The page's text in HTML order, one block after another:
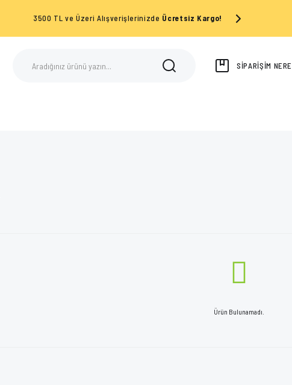
3500 TL ve Üzeri Alışverişlerinizde Ücretsiz Kargo!
SİPARİŞİM
Ürün Bulunamadı.